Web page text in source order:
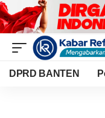
DPRD BANTEN